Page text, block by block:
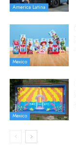
America Latina
Mexico
Mexico